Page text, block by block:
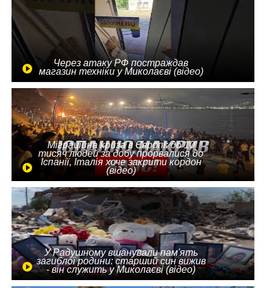
Через атаку РФ постраждав
магазин техніки у Миколаєві (відео)
Міграційна криза в Європі: до 10
тисяч людей за добу прорвалися до
Іспанії, Італія хоче закрити кордон
(відео)
У Радушному вшанували пам'ять
загиблої родини: старший син вижив
- він служить у Миколаєві (відео)